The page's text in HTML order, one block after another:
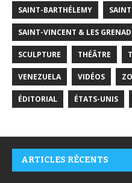
SAINT-BARTHÉLEMY
SAINT-VINCENT & LES
SCULPTURE THÉÂTRE
VENEZUELA VIDÉOS
ÉDITORIAL ÉTATS-UNIS
ARTICLES RÉCENTS